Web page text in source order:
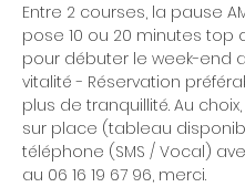
Entre 2 courses, la pause
pose 10 ou 20 minutes top
pour débuter le week-end
vitalité - Réservation
plus de tranquillité. Au
sur place (tableau
téléphone (SMS / Vocal)
au 06 16 19 67 96, merci.